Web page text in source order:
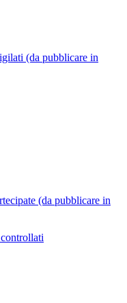
(da pubblicare in
(da pubblicare in